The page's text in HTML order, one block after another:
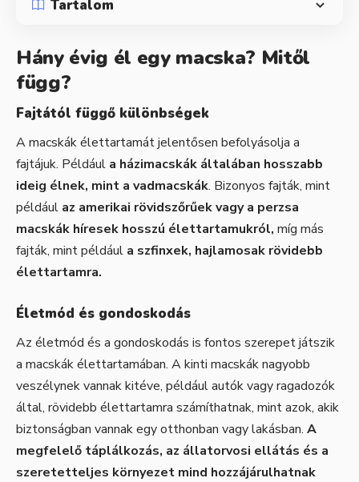
Tartalom
Hány évig él egy macska? Mitől
függ?
Fajtától függő különbségek
A macskák élettartamát jelentősen befolyásolja a
fajtájuk. Például a házimacskák általában hosszabb
ideig élnek, mint a vadmacskák. Bizonyos fajták, mint
például az amerikai rövidszőrűek vagy a perzsa
macskák híresek hosszú élettartamukról, míg más
fajták, mint például a szfinxek, hajlamosak rövidebb
élettartamra.
Életmód és gondoskodás
Az életmód és a gondoskodás is fontos szerepet játszik
a macskák élettartamában. A kinti macskák nagyobb
veszélynek vannak kitéve, például autók vagy ragadozók
által, rövidebb élettartamra számíthatnak, mint azok, akik
biztonságban vannak egy otthonban vagy lakásban. A
megfelelő táplálkozás, az állatorvosi ellátás és a
szeretetteljes környezet mind hozzájárulhatnak